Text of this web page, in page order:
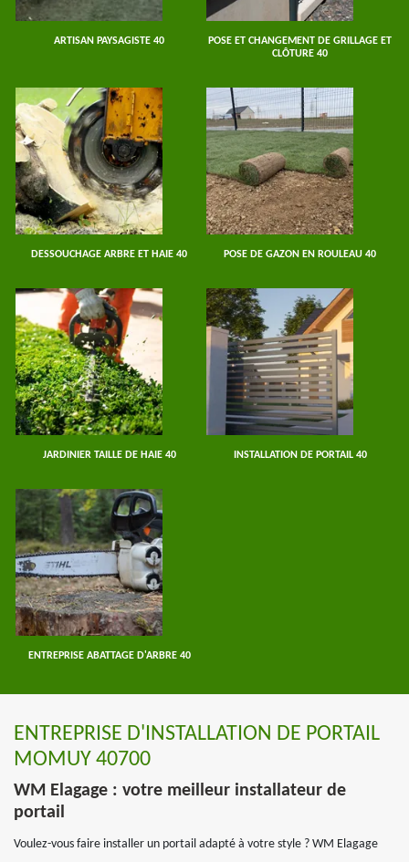
ARTISAN PAYSAGISTE 40
POSE ET CHANGEMENT DE GRILLAGE ET
CLÔTURE 40
DESSOUCHAGE ARBRE ET HAIE 40 POSE DE GAZON EN ROULEAU 40
JARDINIER TAILLE DE HAIE 40 INSTALLATION DE PORTAIL 40
ENTREPRISE ABATTAGE D'ARBRE 40
ENTREPRISE D'INSTALLATION DE PORTAIL
MOMUY 40700
WM Elagage : votre meilleur installateur de
portail
Voulez-vous faire installer un portail adapté à votre style ? WM Elagage